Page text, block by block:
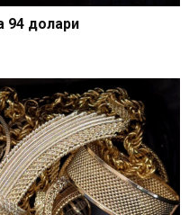
94 долари